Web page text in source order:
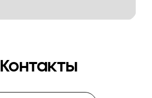
Контакты